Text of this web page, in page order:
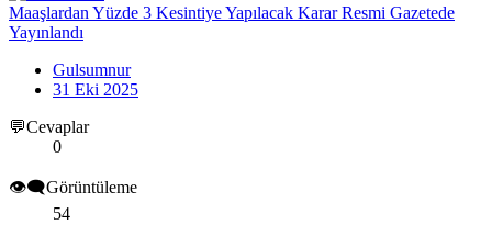
Maaşlardan Yüzde 3 Kesintiye Yapılacak Karar Resmi Gazetede
Yayınlandı
Gulsumnur
31 Eki 2025
💬Cevaplar
0
👁️‍🗨️Görüntüleme
54